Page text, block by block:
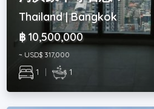
Thailand | Bangkok
฿ 10,500,000
~ USD$ 317,000
1 | 1